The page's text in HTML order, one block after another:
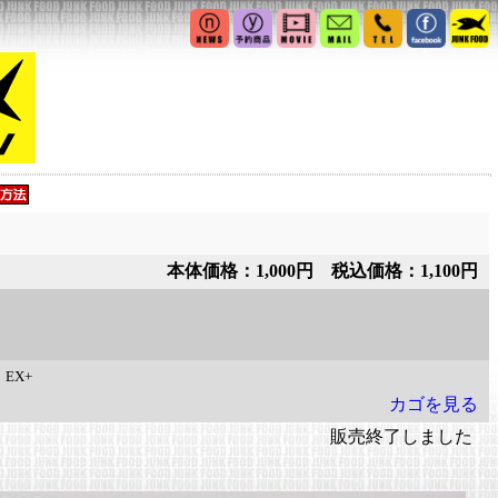
本体価格：1,000円 税込価格：1,100円
EX+
カゴを見る
販売終了しました